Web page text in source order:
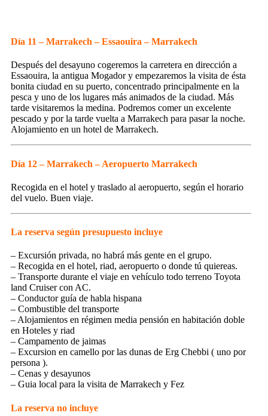
Día 11 – Marrakech – Essaouira – Marrakech
Después del desayuno cogeremos la carretera en dirección a
Essaouira, la antigua Mogador y empezaremos la visita de ésta
bonita ciudad en su puerto, concentrado principalmente en la
pesca y uno de los lugares más animados de la ciudad. Más
tarde visitaremos la medina. Podremos comer un excelente
pescado y por la tarde vuelta a Marrakech para pasar la noche.
Alojamiento en un hotel de Marrakech.
Día 12 – Marrakech – Aeropuerto Marrakech
Recogida en el hotel y traslado al aeropuerto, según el horario
del vuelo. Buen viaje.
La reserva según presupuesto incluye
– Excursión privada, no habrá más gente en el grupo.
– Recogida en el hotel, riad, aeropuerto o donde tú quiereas.
– Transporte durante el viaje en vehículo todo terreno Toyota
land Cruiser con AC.
– Conductor guía de habla hispana
– Combustible del transporte
– Alojamientos en régimen media pensión en habitación doble
en Hoteles y riad
– Campamento de jaimas
– Excursion en camello por las dunas de Erg Chebbi ( uno por
persona ).
– Cenas y desayunos
– Guia local para la visita de Marrakech y Fez
La reserva no incluye